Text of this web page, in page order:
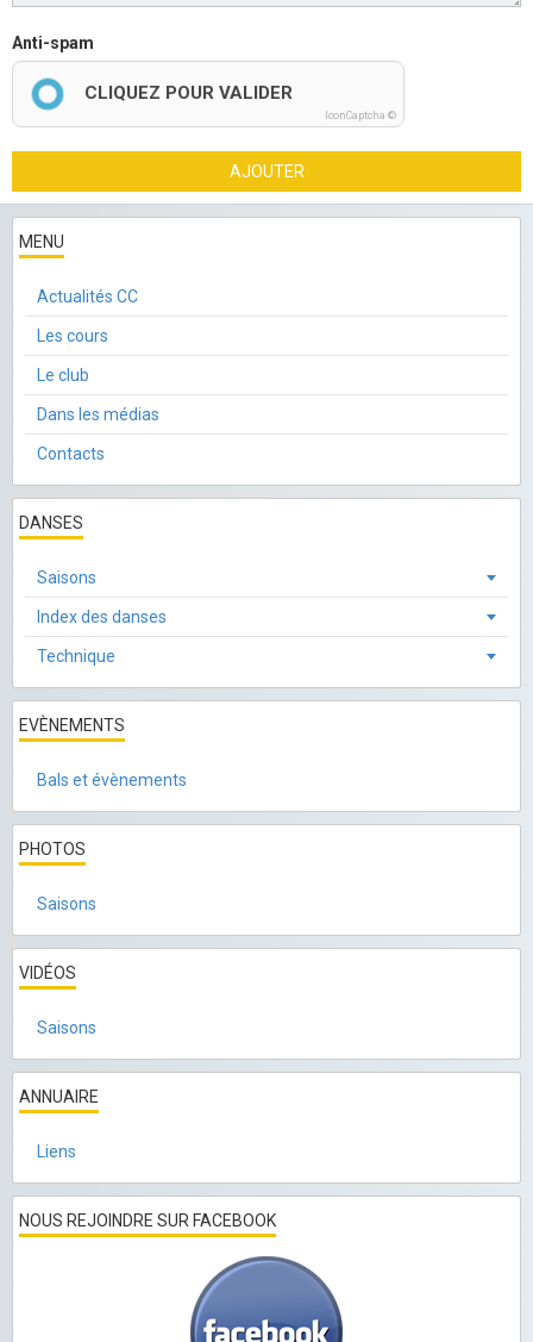
Anti-spam
CLIQUEZ POUR VALIDER
IconCaptcha ©
AJOUTER
MENU
Actualités CC
Les cours
Le club
Dans les médias
Contacts
DANSES
Saisons
Index des danses
Technique
EVÈNEMENTS
Bals et évènements
PHOTOS
Saisons
VIDÉOS
Saisons
ANNUAIRE
Liens
NOUS REJOINDRE SUR FACEBOOK